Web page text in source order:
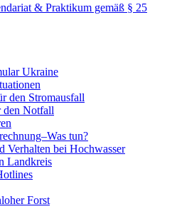
& Praktikum gemäß § 25
Ukraine
den Stromausfall
den Notfall
tun?
Verhalten bei Hochwasser
Landkreis
Forst